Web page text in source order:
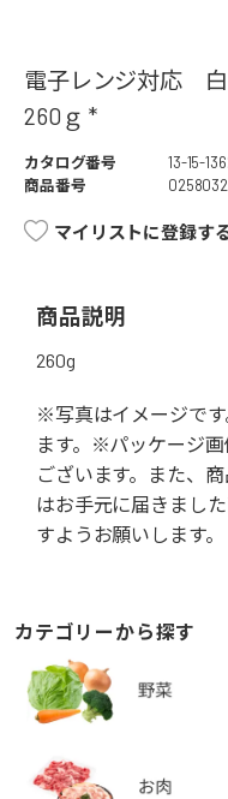
電子レンジ対応
260ｇ *
カタログ番号
13-15-
商品番号
マイリストに登録す
商品説明
260g
※写真はイメージで
ます。※パッケージ
ございます。また、
はお手元に届きまし
すようお願いします。
カテゴリーから探す